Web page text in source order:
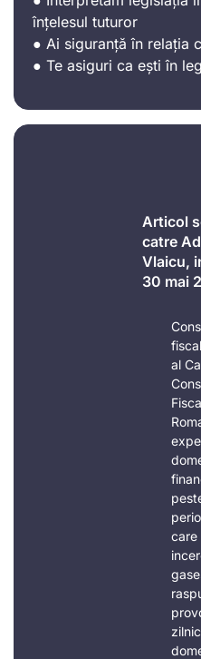
înțelesul tuturor
● Ai siguranță în relația
● Te asiguri ca ești în
Articol
catre
Vlaicu,
30 mai
al
care